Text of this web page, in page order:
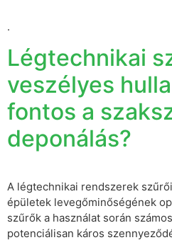
.
Légtechnikai
veszélyes
fontos a
deponálás?
A légtechnikai rendszerek
épületek levegőminőségének
szűrők a használat során
potenciálisan káros